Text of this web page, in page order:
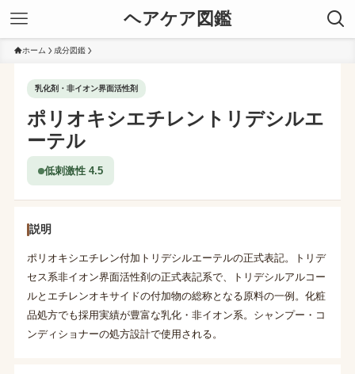
ヘアケア図鑑
ホーム 成分図鑑
乳化剤・非イオン界面活性剤
ポリオキシエチレントリデシルエ
ーテル
低刺激性 4.5
説明
ポリオキシエチレン付加トリデシルエーテルの正式表記。トリデ
セス系非イオン界面活性剤の正式表記系で、トリデシルアルコー
ルとエチレンオキサイドの付加物の総称となる原料の一例。化粧
品処方でも採用実績が豊富な乳化・非イオン系。シャンプー・コ
ンディショナーの処方設計で使用される。